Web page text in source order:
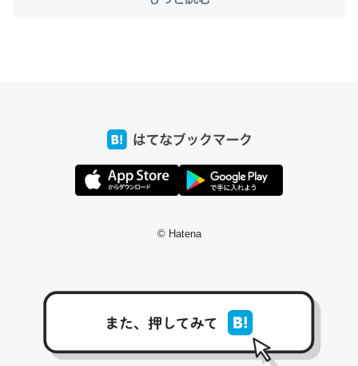
それを実質100倍以上に伸ばす効果があるはず……
コミュニケーションが劇的に変化した｜tayorini by LIFULL介護
たいなのでネット環境作ったけどAlexaしか使わないので
回線代ほとんどかからないですよ。参考：
https://toyoshi.hatenablog.com/entry/2019/05/15/1805
34
© Hatena